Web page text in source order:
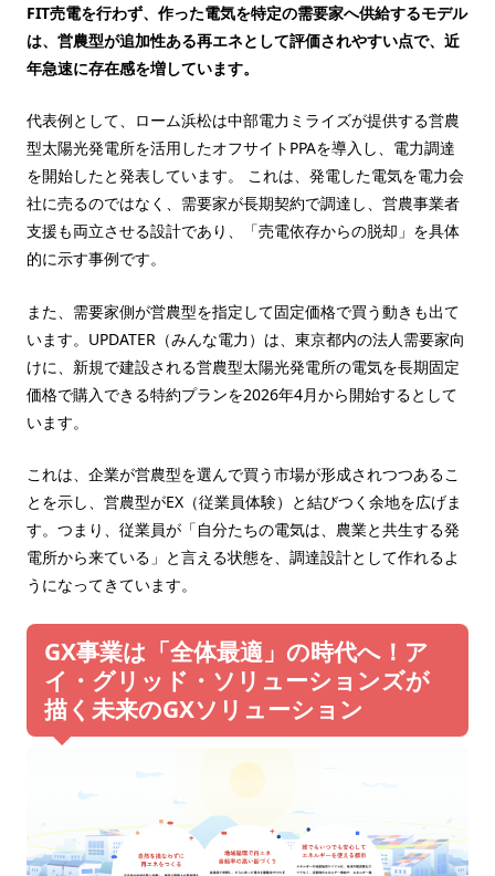
FIT売電を行わず、作った電気を特定の需要家へ供給するモデル
は、営農型が追加性ある再エネとして評価されやすい点で、近
年急速に存在感を増しています。
代表例として、ローム浜松は中部電力ミライズが提供する営農
型太陽光発電所を活用したオフサイトPPAを導入し、電力調達
を開始したと発表しています。 これは、発電した電気を電力会
社に売るのではなく、需要家が長期契約で調達し、営農事業者
支援も両立させる設計であり、「売電依存からの脱却」を具体
的に示す事例です。
また、需要家側が営農型を指定して固定価格で買う動きも出て
います。UPDATER（みんな電力）は、東京都内の法人需要家向
けに、新規で建設される営農型太陽光発電所の電気を長期固定
価格で購入できる特約プランを2026年4月から開始するとして
います。
これは、企業が営農型を選んで買う市場が形成されつつあるこ
とを示し、営農型がEX（従業員体験）と結びつく余地を広げま
す。つまり、従業員が「自分たちの電気は、農業と共生する発
電所から来ている」と言える状態を、調達設計として作れるよ
うになってきています。
GX事業は「全体最適」の時代へ！ア
イ・グリッド・ソリューションズが
描く未来のGXソリューション